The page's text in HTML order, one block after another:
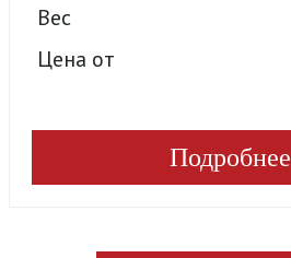
Вес
Цена от
Подробнее